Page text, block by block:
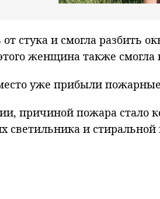
стука и смогла разбить
женщина также
уже прибыли
причиной пожара стало
светильника и